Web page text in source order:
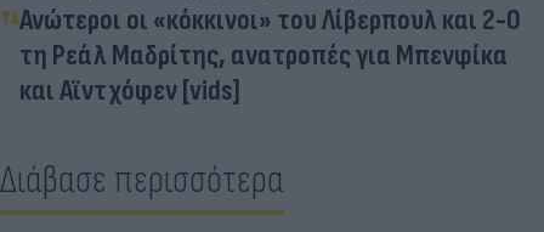
Ανώτεροι οι «κόκκινοι» του Λίβερπουλ και 2-0
τη Ρεάλ Μαδρίτης, ανατροπές για Μπενφίκα
και Αϊντχόφεν [vids]
Διάβασε περισσότερα